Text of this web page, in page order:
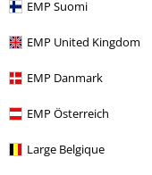
EMP Suomi
EMP United Kingdom
EMP Danmark
EMP Österreich
Large Belgique
EMP
Mikina s kapucňou